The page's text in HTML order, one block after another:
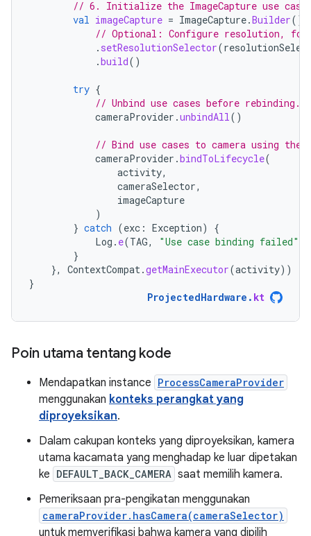
// 6. Initialize the ImageCapture use
val imageCapture = ImageCapture.Builder()
// Optional: Configure resolution,
. setResolutionSelector(
.build()
try {
// Unbind use cases before rebinding.
cameraProvider .unbindAll()
// Bind use cases to camera using
cameraProvider .bindToLifecycle(
activity,
cameraSelector,
imageCapture
)
} catch (exc : Exception)
{
Log . e(TAG, "Use case binding failed"
}
},
ContextCompat.getMainExecutor(activity))
}
ProjectedHardware . kt
Poin utama tentang kode
Mendapatkan instance ProcessCameraProvider
menggunakan konteks perangkat yang
diproyeksikan.
Dalam cakupan konteks yang diproyeksikan, kamera
utama kacamata yang menghadap ke luar dipetakan
ke DEFAULT_BACK_CAMERA saat memilih kamera.
Pemeriksaan pra-pengikatan menggunakan
cameraProvider.hasCamera(cameraSelector)
untuk memverifikasi bahwa kamera yang dipilih